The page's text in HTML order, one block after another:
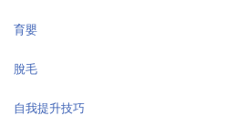
育嬰
脫毛
自我提升技巧